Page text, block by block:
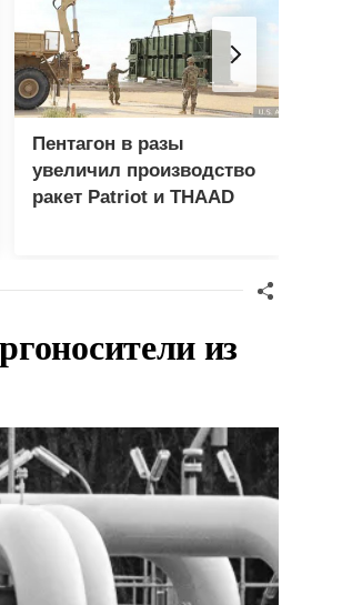
Пентагон в разы
увеличил производство
ракет Patriot и THAAD
из